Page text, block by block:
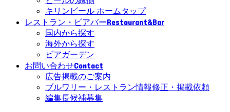
キリンビール ホームタップ
レストラン・ビアバーRestaurant&Bar
国内から探す
海外から探す
ビアガーデン
お問い合わせContact
広告掲載のご案内
ブルワリー・レストラン情報修正・掲載依頼
編集長候補募集